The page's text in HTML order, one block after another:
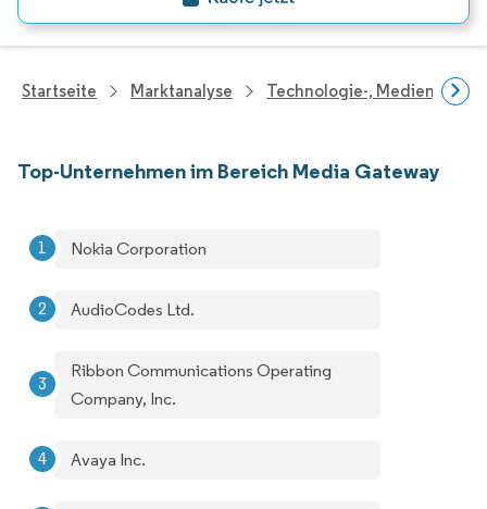
Startseite Marktanalyse Technologie-, Medien- Und
Top-Unternehmen im Bereich Media Gateway
Nokia Corporation
AudioCodes Ltd.
Ribbon Communications Operating
Company, Inc.
Avaya Inc.